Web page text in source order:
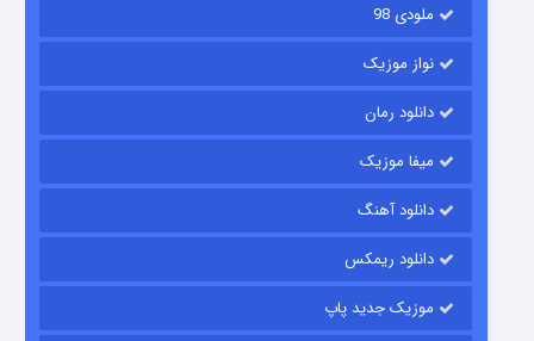
قسمت۱۵ (دوبله) منتشر شد
ملودی 98
نواز موزیک
دانلود رمان
میفا موزیک
دانلود آهنگ
دانلود ریمکس
موزیک جدید پاپ